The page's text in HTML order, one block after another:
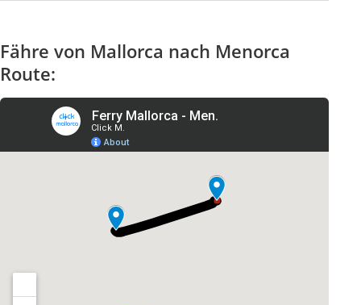
Fähre von Mallorca nach Menorca
Route: